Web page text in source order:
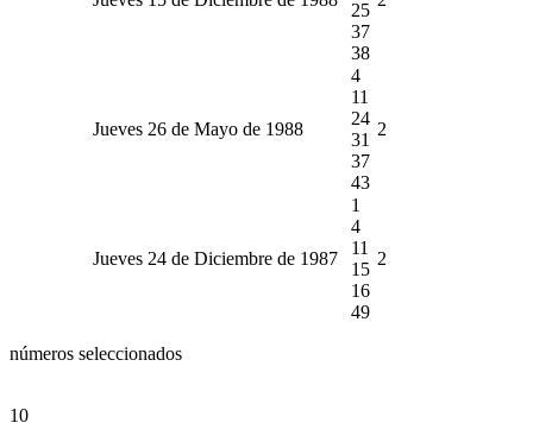
25
37
38
Jueves 26 de Mayo de 1988
4
11
24
31
37
43
2
Jueves 24 de Diciembre de 1987
1
4
11
15
16
49
2
números seleccionados
10